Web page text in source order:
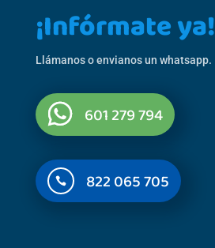
¡Infórmate ya!
Llámanos o envianos un whatsapp.
601 279 794
 822 065 705